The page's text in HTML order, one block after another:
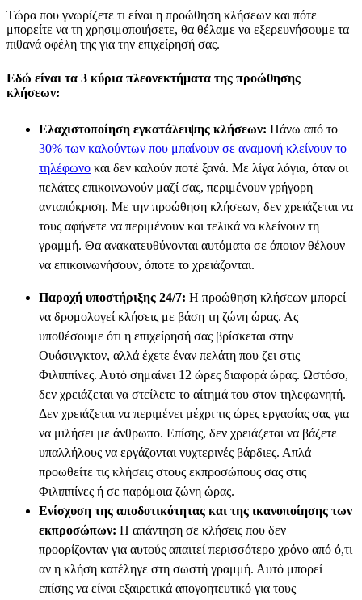
Τώρα που γνωρίζετε τι είναι η προώθηση κλήσεων και πότε
μπορείτε να τη χρησιμοποιήσετε, θα θέλαμε να εξερευνήσουμε τα
πιθανά οφέλη της για την επιχείρησή σας.
Εδώ είναι τα 3 κύρια πλεονεκτήματα της προώθησης
κλήσεων:
Ελαχιστοποίηση εγκατάλειψης κλήσεων: Πάνω από το
30% των καλούντων που μπαίνουν σε αναμονή κλείνουν το
τηλέφωνο και δεν καλούν ποτέ ξανά. Με λίγα λόγια, όταν οι
πελάτες επικοινωνούν μαζί σας, περιμένουν γρήγορη
ανταπόκριση. Με την προώθηση κλήσεων, δεν χρειάζεται να
τους αφήνετε να περιμένουν και τελικά να κλείνουν τη
γραμμή. Θα ανακατευθύνονται αυτόματα σε όποιον θέλουν
να επικοινωνήσουν, όποτε το χρειάζονται.
Παροχή υποστήριξης 24/7: Η προώθηση κλήσεων μπορεί
να δρομολογεί κλήσεις με βάση τη ζώνη ώρας. Ας
υποθέσουμε ότι η επιχείρησή σας βρίσκεται στην
Ουάσινγκτον, αλλά έχετε έναν πελάτη που ζει στις
Φιλιππίνες. Αυτό σημαίνει 12 ώρες διαφορά ώρας. Ωστόσο,
δεν χρειάζεται να στείλετε το αίτημά του στον τηλεφωνητή.
Δεν χρειάζεται να περιμένει μέχρι τις ώρες εργασίας σας για
να μιλήσει με άνθρωπο. Επίσης, δεν χρειάζεται να βάζετε
υπαλλήλους να εργάζονται νυχτερινές βάρδιες. Απλά
προωθείτε τις κλήσεις στους εκπροσώπους σας στις
Φιλιππίνες ή σε παρόμοια ζώνη ώρας.
Ενίσχυση της αποδοτικότητας και της ικανοποίησης των
εκπροσώπων: Η απάντηση σε κλήσεις που δεν
προορίζονταν για αυτούς απαιτεί περισσότερο χρόνο από ό,τι
αν η κλήση κατέληγε στη σωστή γραμμή. Αυτό μπορεί
επίσης να είναι εξαιρετικά απογοητευτικό για τους